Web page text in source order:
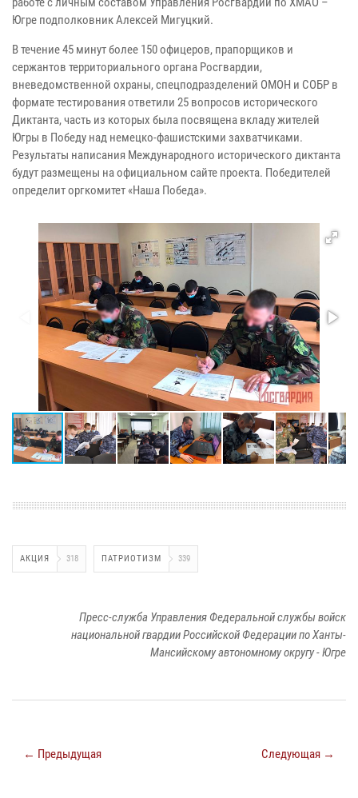
Югре подполковник Алексей Мигуцкий.
В течение 45 минут более 150 офицеров, прапорщиков и
сержантов территориального органа Росгвардии,
вневедомственной охраны, спецподразделений ОМОН и СОБР в
формате тестирования ответили 25 вопросов исторического
Диктанта, часть из которых была посвящена вкладу жителей
Югры в Победу над немецко-фашистскими захватчиками.
Результаты написания Международного исторического диктанта
будут размещены на официальном сайте проекта. Победителей
определит оргкомитет «Наша Победа».
АКЦИЯ 318 ПАТРИОТИЗМ 339
Пресс-служба Управления Федеральной службы войск
национальной гвардии Российской Федерации по Ханты-
Мансийскому автономному округу - Югре
← Предыдущая Следующая →